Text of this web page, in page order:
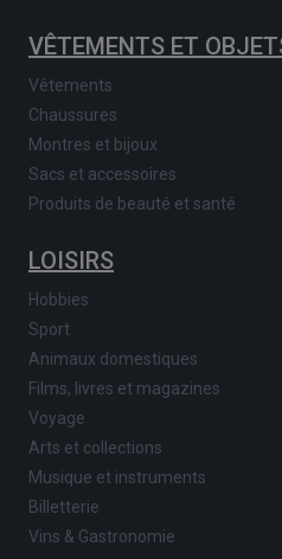
VÊTEMENTS ET
Vêtements
Chaussures
Montres et bijoux
Sacs et accessoires
Produits de beauté et santé
LOISIRS
Hobbies
Sport
Animaux domestiques
Films, livres et magazines
Voyage
Arts et collections
Musique et instruments
Billetterie
Vins & Gastronomie